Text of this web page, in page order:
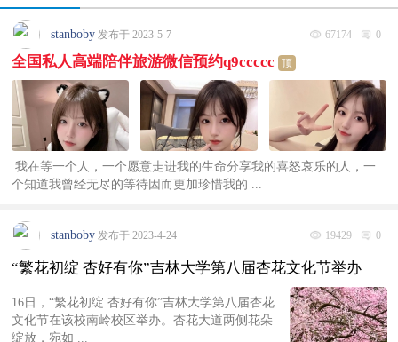
67174 0
stanboby 发布于 2023-5-7
全国私人高端陪伴旅游微信预约q9ccccc 顶
️ 我在等一个人，一个愿意走进我的生命分享我的喜怒哀乐的人，一
个知道我曾经无尽的等待因而更加珍惜我的 ...
19429 0
stanboby 发布于 2023-4-24
“繁花初绽 杏好有你”吉林大学第八届杏花文化节举办
16日，“繁花初绽 杏好有你”吉林大学第八届杏花
文化节在该校南岭校区举办。杏花大道两侧花朵
绽放，宛如 ...